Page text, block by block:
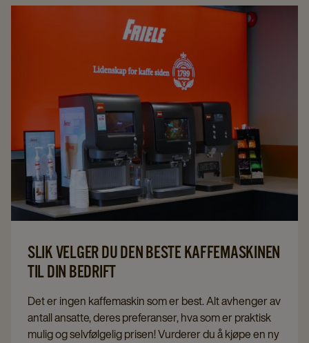
samarbeidspartnere. Nedenfor ser vi nærmere på 5
årsaker til at kaffe spiller en viktig rolle på
SLIK VELGER DU DEN BESTE KAFFEMASKINEN
TIL DIN BEDRIFT
Det er ingen kaffemaskin som er best. Alt avhenger av
antall ansatte, deres preferanser, hva som er praktisk
mulig og selvfølgelig prisen! Vurderer du å kjøpe en ny